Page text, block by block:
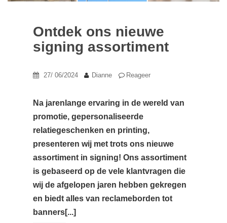
Ontdek ons nieuwe
signing assortiment
27/ 06/2024 Dianne Reageer
Na jarenlange ervaring in de wereld van
promotie, gepersonaliseerde
relatiegeschenken en printing,
presenteren wij met trots ons nieuwe
assortiment in signing! Ons assortiment
is gebaseerd op de vele klantvragen die
wij de afgelopen jaren hebben gekregen
en biedt alles van reclameborden tot
banners[...]